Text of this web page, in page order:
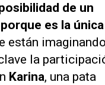
de un
es la única
están
la
Karina, una pata